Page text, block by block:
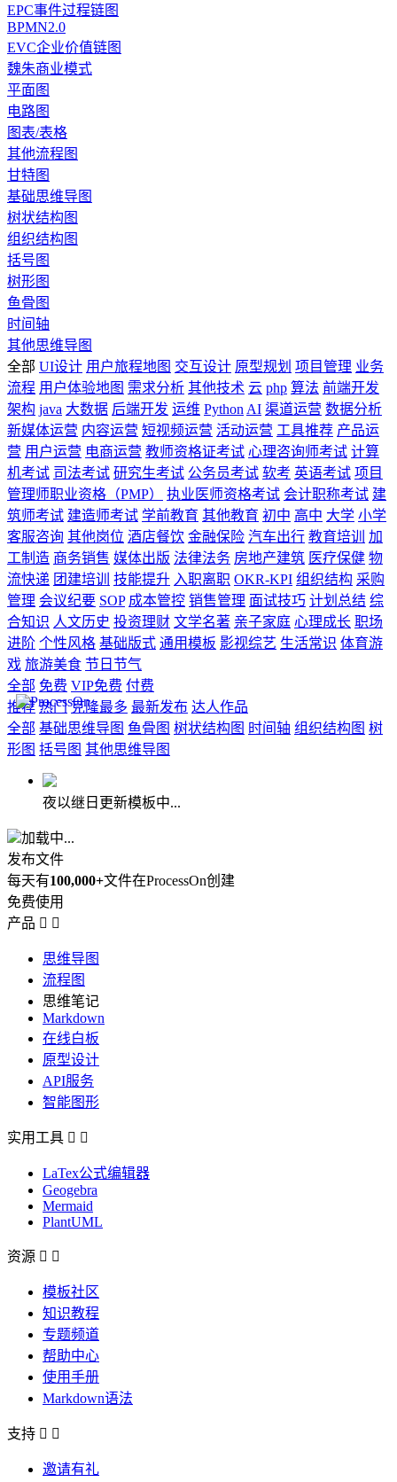
EPC事件过程链图
BPMN2.0
EVC企业价值链图
魏朱商业模式
平面图
电路图
图表/表格
其他流程图
甘特图
基础思维导图
树状结构图
组织结构图
括号图
树形图
鱼骨图
时间轴
其他思维导图
全部 UI设计 用户旅程地图 交互设计 原型规划 项目管理 业务
流程 用户体验地图 需求分析 其他技术 云 php 算法 前端开发
架构 java 大数据 后端开发 运维 Python AI 渠道运营 数据分析
新媒体运营 内容运营 短视频运营 活动运营 工具推荐 产品运
营 用户运营 电商运营 教师资格证考试 心理咨询师考试 计算
机考试 司法考试 研究生考试 公务员考试 软考 英语考试 项目
管理师职业资格（PMP）
执业医师资格考试 会计职称考试 建
筑师考试 建造师考试 学前教育 其他教育 初中 高中 大学 小学
客服咨询 其他岗位 酒店餐饮 金融保险 汽车出行 教育培训
加
工制造 商务销售 媒体出版 法律法务 房地产建筑 医疗保健 物
流快递 团建培训 技能提升 入职离职 OKR-KPI 组织结构 采购
管理 会议纪要 SOP 成本管控 销售管理 面试技巧 计划总结 综
合知识 人文历史 投资理财 文学名著 亲子家庭 心理成长 职场
进阶 个性风格 基础版式 通用模板 影视综艺 生活常识 体育游
戏 旅游美食 节日节气
全部 免费 VIP免费 付费
推荐 热门 克隆最多 最新发布 达人作品
全部 基础思维导图 鱼骨图 树状结构图 时间轴 组织结构图 树
形图 括号图 其他思维导图
夜以继日更新模板中...
加载中...
发布文件
每天有100,000+文件在ProcessOn创建
免费使用
产品  
思维导图
流程图
思维笔记
Markdown
在线白板
原型设计
API服务
智能图形
实用工具  
LaTex公式编辑器
Geogebra
Mermaid
PlantUML
资源  
模板社区
知识教程
专题频道
帮助中心
使用手册
Markdown语法
支持  
邀请有礼